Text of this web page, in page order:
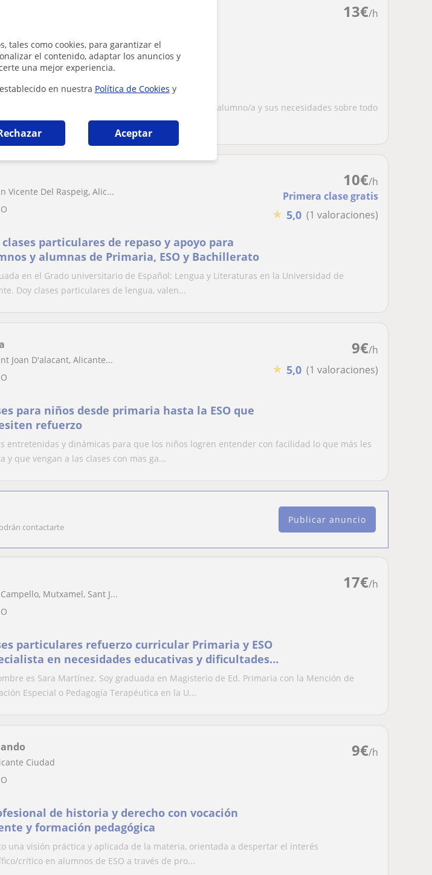
tales como cookies, para garantizar el
el contenido, adaptar los anuncios y
una mejor experiencia.
en nuestra Política de Cookies y
Aceptar
13€/h
de materias de primaria y ESO.
particulares de todas las materias. Enfocadas en el alumno/a y sus necesidades sobre todo
Dinámicas, divertidas e info...
10€/h
Primera clase gratis
★ 5,0 (1 valoraciones)
Vicente Del Raspeig, Alic...
clases particulares de repaso y apoyo para
y alumnas de Primaria, ESO y Bachillerato
en el Grado universitario de Español: Lengua y Literaturas en la Universidad de
Doy clases particulares de lengua, valen...
9€/h
★ 5,0 (1 valoraciones)
Joan D'alacant, Alicante...
para niños desde primaria hasta la ESO que
refuerzo
entretenidas y dinámicas para que los niños logren entender con facilidad lo que más les
y que vengan a las clases con mas ga...
contactarte
Publicar anuncio
17€/h
Mutxamel, Sant J...
particulares refuerzo curricular Primaria y ESO
en necesidades educativas y dificultades
es Sara Martínez. Soy graduada en Magisterio de Ed. Primaria con la Mención de
Especial o Pedagogía Terapéutica en la U...
9€/h
Ciudad
de historia y derecho con vocación
y formación pedagógica
una visión práctica y aplicada de la materia, orientada a despertar el interés
crítico en alumnos de ESO a través de pro...